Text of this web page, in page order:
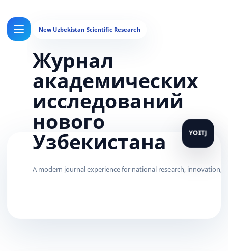
Журнал
академических
исследований
нового
Узбекистана